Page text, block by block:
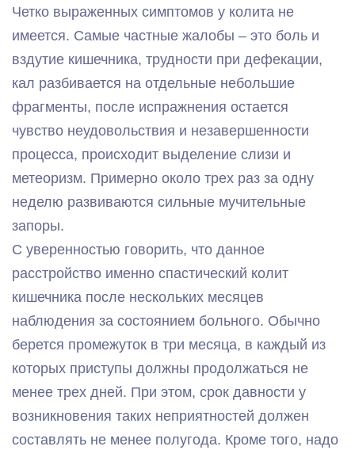
Четко выраженных симптомов у колита не
имеется. Самые частные жалобы – это боль и
вздутие кишечника, трудности при дефекации,
кал разбивается на отдельные небольшие
фрагменты, после испражнения остается
чувство неудовольствия и незавершенности
процесса, происходит выделение слизи и
метеоризм. Примерно около трех раз за одну
неделю развиваются сильные мучительные
запоры.
С уверенностью говорить, что данное
расстройство именно спастический колит
кишечника после нескольких месяцев
наблюдения за состоянием больного. Обычно
берется промежуток в три месяца, в каждый из
которых приступы должны продолжаться не
менее трех дней. При этом, срок давности у
возникновения таких неприятностей должен
составлять не менее полугода. Кроме того, надо